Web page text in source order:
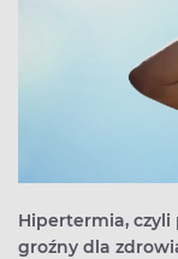
Hipertermia,
groźny dla